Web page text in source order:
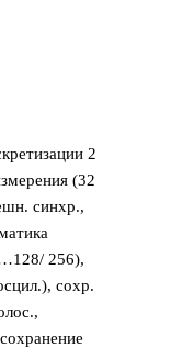
2
(32
синхр.,
256),
сохр.